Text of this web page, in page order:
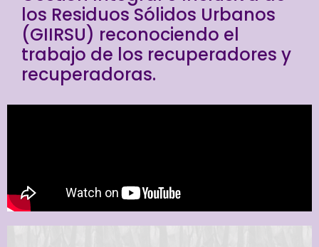
los Residuos Sólidos Urbanos
(GIIRSU) reconociendo el
trabajo de los recuperadores y
recuperadoras.